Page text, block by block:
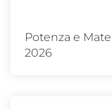
Potenza e
2026